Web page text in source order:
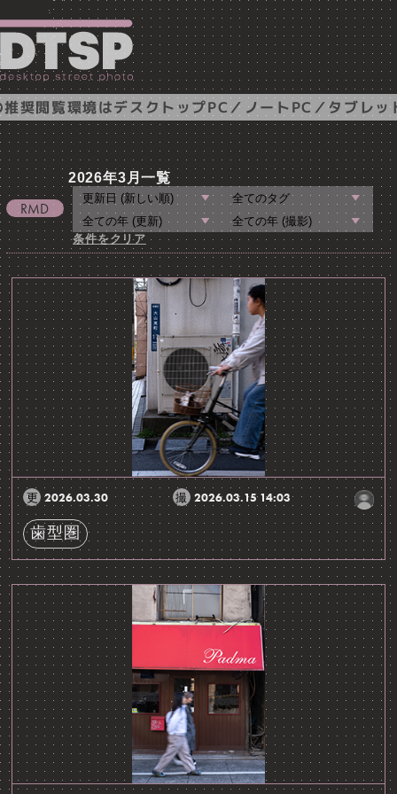
閲覧環境はデスクトップPC／ノートPC／タブレッ
2026年3月一覧
条件をクリア
2026.03.30 2026.03.15 14:03
歯型圏